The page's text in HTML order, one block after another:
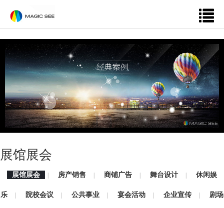
展馆展会
展馆展会 房产销售 商铺广告 舞台设计 休闲娱
乐 院校会议 公共事业 宴会活动 企业宣传 剧场